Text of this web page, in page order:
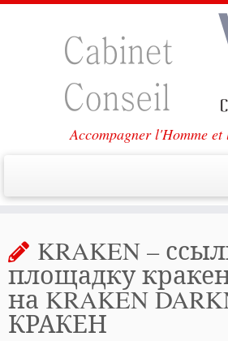
contenu
Accompagner l'Homme
KRAKEN –
площадку
на KRAKEN
КРАКЕН